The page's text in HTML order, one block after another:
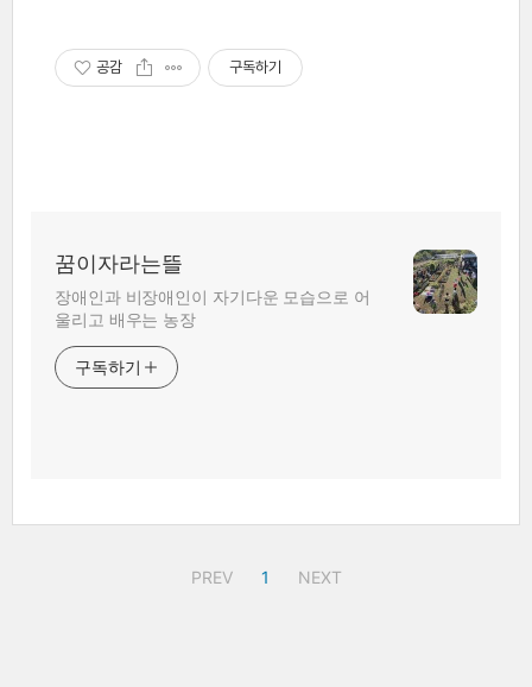
공감 구독하기
꿈이자라는뜰
장애인과 비장애인이 자기다운 모습으로 어
울리고 배우는 농장
구독하기
PREV 1 NEXT